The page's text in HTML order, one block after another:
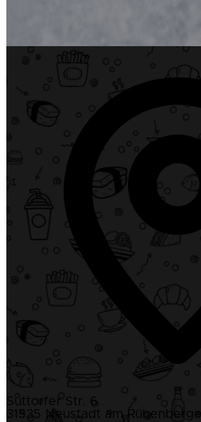
Suttorfer Str. 6
31535 Neustadt am Rübenberge